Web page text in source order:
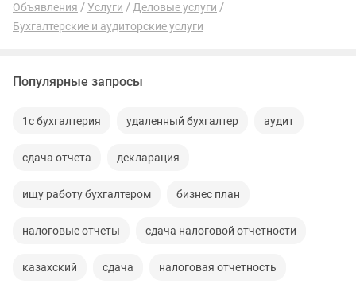
Объявления Услуги
Деловые услуги
Бухгалтерские и аудиторские услуги
Популярные запросы
1с бухгалтерия удаленный бухгалтер аудит
сдача отчета декларация
ищу работу бухгалтером бизнес план
налоговые отчеты сдача налоговой отчетности
казахский сдача налоговая отчетность